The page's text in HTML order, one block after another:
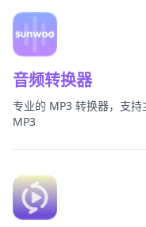
帮助与支持
软件下载
音频转换器
专业的 MP3 转换器，支
MP3